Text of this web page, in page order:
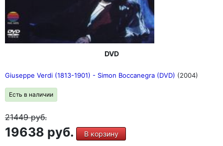
DVD
Giuseppe Verdi (1813-1901) - Simon Boccanegra (DVD) (2004)
Есть в наличии
21449руб.
19638 руб. В корзину